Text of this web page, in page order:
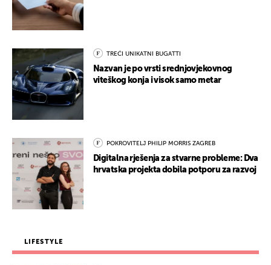
TREĆI UNIKATNI BUGATTI
Nazvan je po vrsti srednjovjekovnog
viteškog konja i visok samo metar
POKROVITELJ PHILIP MORRIS ZAGREB
Digitalna rješenja za stvarne probleme: Dva
hrvatska projekta dobila potporu za razvoj
LIFESTYLE